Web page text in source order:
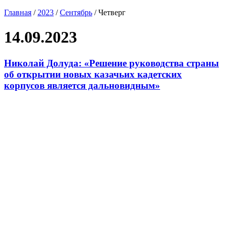
Главная / 2023 / Сентябрь /Четверг
14.09.2023
Николай Долуда: «Решение руководства страны
об открытии новых казачьих кадетских
корпусов является дальновидным»